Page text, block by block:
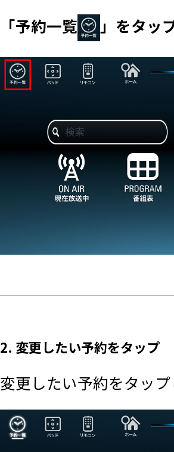
「予約一覧 」をタッ
2. 変更したい予約をタップ
変更したい予約をタップ